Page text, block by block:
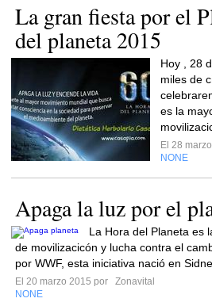
La gran fiesta por el
del planeta 2015
Hoy , 28
miles de
es la
El 28
NONE
Apaga la luz por el
La Hora del Planeta es
de movilizacicón y lucha contra el
por WWF, esta iniciativa nació en
El 20 marzo 2015 por
Zonavital
NONE